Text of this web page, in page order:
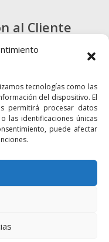
tecnologías como las
del dispositivo. El
permitirá procesar datos
las identificaciones únicas
puede afectar
al Cliente
Mapa Web
Aviso legal